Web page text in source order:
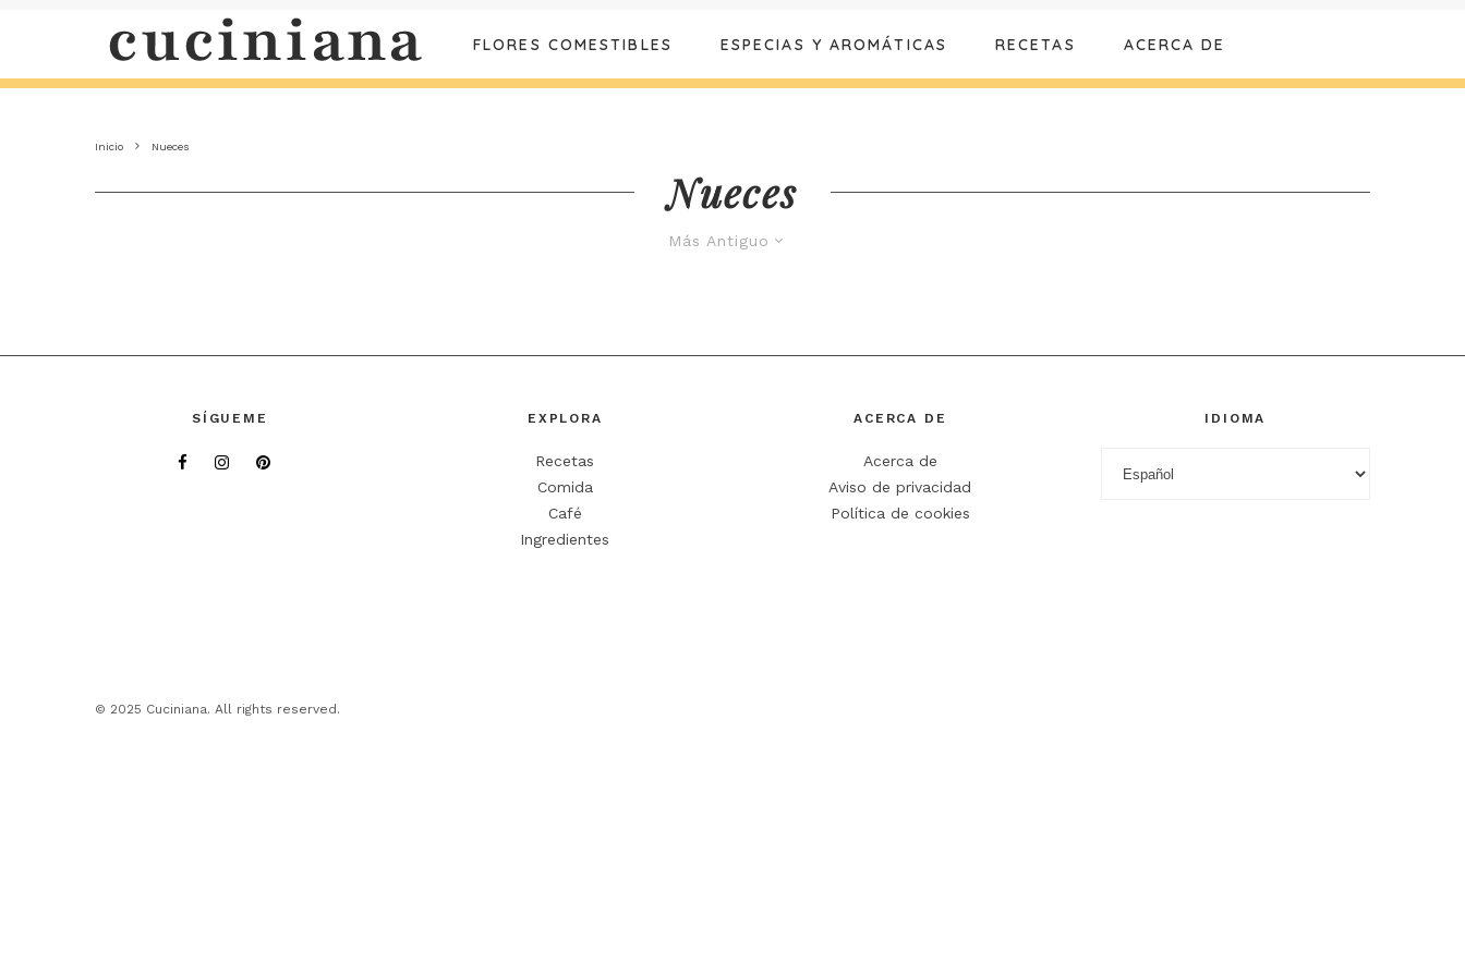
FLORES COMESTIBLES ESPECIAS Y AROMÁTICAS RECETAS ACERCA DE
Inicio Nueces
Nueces
Más Antiguo
SÍGUEME EXPLORA
Recetas
Comida
Café
Ingredientes
ACERCA DE
Acerca de
Aviso de privacidad
Política de cookies
IDIOMA
© 2025 Cuciniana. All rights reserved.